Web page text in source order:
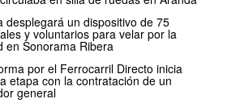
desplegará un dispositivo de 75
y voluntarios para velar por la
en Sonorama Ribera
por el Ferrocarril Directo inicia
etapa con la contratación de un
general